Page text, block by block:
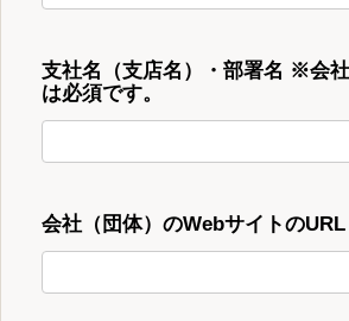
支社名（支店名）・部署名 ※会
は必須です。
会社（団体）のWebサイトのURL